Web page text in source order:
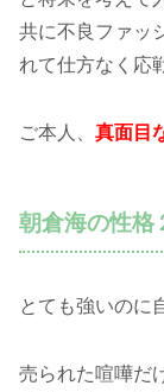
共に不良ファッ
れて仕方なく応
ご本人、 真面目
朝倉海の性格
とても強いのに
売られた喧嘩だ